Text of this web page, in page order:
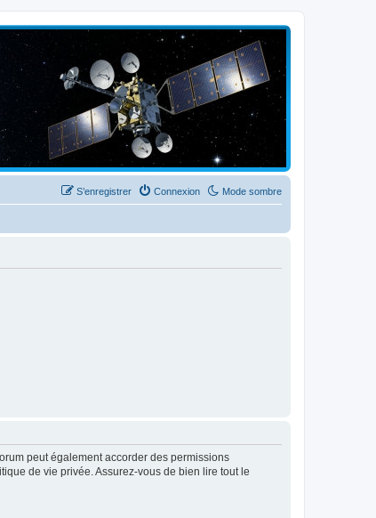
Mode sombre
Connexion
S’enregistrer
peut également accorder des permissions
de vie privée. Assurez-vous de bien lire tout le